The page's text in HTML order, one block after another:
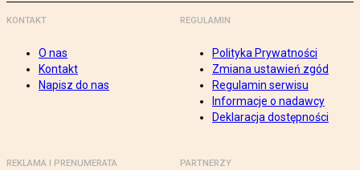
KONTAKT
O nas
Kontakt
Napisz do nas
REGULAMIN
Polityka Prywatności
Zmiana ustawień zgód
Regulamin serwisu
Informacje o nadawcy
Deklaracja dostępności
REKLAMA I PRENUMERATA PARTNERZY